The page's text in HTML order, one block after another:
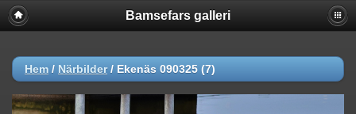
Bamsefars galleri
Hem / Närbilder/ Ekenäs 090325 (7)